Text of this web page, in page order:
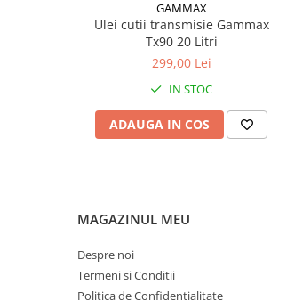
GAMMAX
Ulei cutii transmisie Gammax
Tx90 20 Litri
299,00 Lei
IN STOC
ADAUGA IN COS
MAGAZINUL MEU
Despre noi
Termeni si Conditii
Politica de Confidentialitate